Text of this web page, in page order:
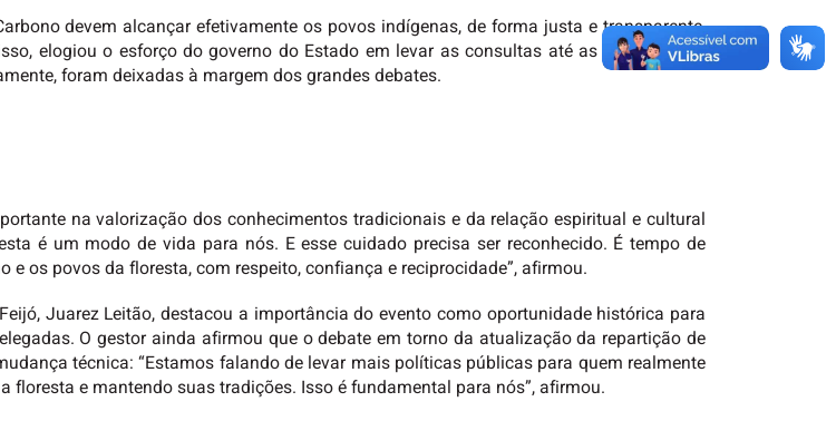
devem alcançar efetivamente os povos indígenas, de forma justa e transparente,
elogiou o esforço do governo do Estado em levar as consultas até as regiões mais
foram deixadas à margem dos grandes debates.
na valorização dos conhecimentos tradicionais e da relação espiritual e cultural
é um modo de vida para nós. E esse cuidado precisa ser reconhecido. É tempo de
os povos da floresta, com respeito, confiança e reciprocidade”, afirmou.
Juarez Leitão, destacou a importância do evento como oportunidade histórica para
O gestor ainda afirmou que o debate em torno da atualização da repartição de
técnica: “Estamos falando de levar mais políticas públicas para quem realmente
e mantendo suas tradições. Isso é fundamental para nós”, afirmou.